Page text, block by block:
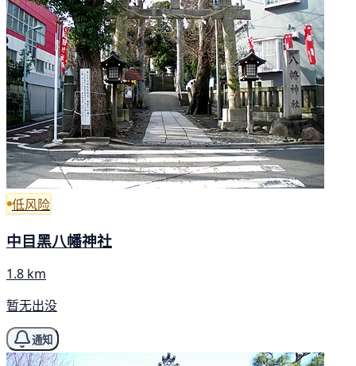
低风险
中目黑八幡神社
1.8 km
暂无出没
通知